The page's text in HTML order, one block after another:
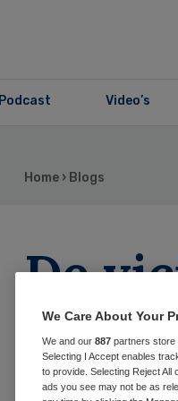
Podcast Video’s
Home › Blogs
De
de
We Care About Your
We and our 887 partners store
Selecting I Accept enables
to provide. Selecting Reject
ads you see may not be as